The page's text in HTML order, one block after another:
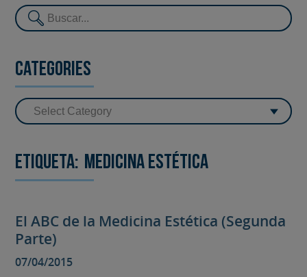
Categories
Etiqueta: Medicina estética
El ABC de la Medicina Estética (Segunda
Parte)
07/04/2015